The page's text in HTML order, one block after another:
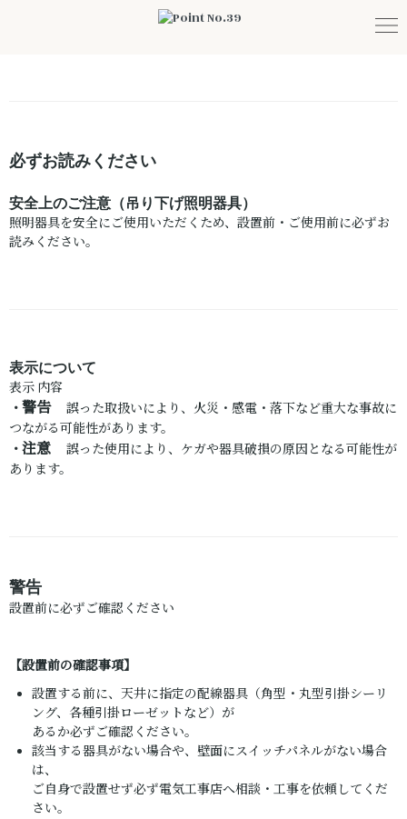
必ずお読みください
安全上のご注意（吊り下げ照明器具）
照明器具を安全にご使用いただくため、設置前・ご使用前に必ずお
読みください。
表示について
表示 内容
・ 警告
誤った取扱いにより、火災・感電・落下など重大な事故に
つながる可能性があります。
・ 注意
誤った使用により、ケガや器具破損の原因となる可能性が
あります。
警告
設置前に必ずご確認ください
【設置前の確認事項】
設置する前に、天井に指定の配線器具（角型・丸型引掛シーリ
ング、各種引掛ローゼットなど）が
あるか必ずご確認ください。
該当する器具がない場合や、壁面にスイッチパネルがない場合
は、
ご自身で設置せず必ず電気工事店へ相談・工事を依頼してくだ
さい。